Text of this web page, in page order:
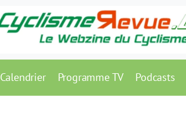
Calendrier Programme TV Podcasts